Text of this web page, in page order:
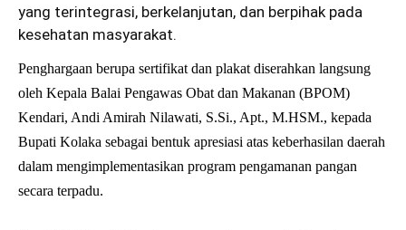
yang terintegrasi, berkelanjutan, dan berpihak pada
kesehatan masyarakat.
Penghargaan berupa sertifikat dan plakat diserahkan langsung
oleh Kepala Balai Pengawas Obat dan Makanan (BPOM)
Kendari, Andi Amirah Nilawati, S.Si., Apt., M.HSM., kepada
Bupati Kolaka sebagai bentuk apresiasi atas keberhasilan daerah
dalam mengimplementasikan program pengamanan pangan
secara terpadu.